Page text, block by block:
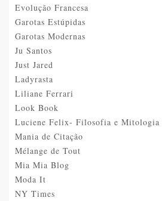
Evolução Francesa
Garotas Estúpidas
Garotas Modernas
Ju Santos
Just Jared
Ladyrasta
Liliane Ferrari
Look Book
Luciene Felix- Filosofia e Mitologia
Mania de Citação
Mélange de Tout
Mia Mia Blog
Moda It
NY Times